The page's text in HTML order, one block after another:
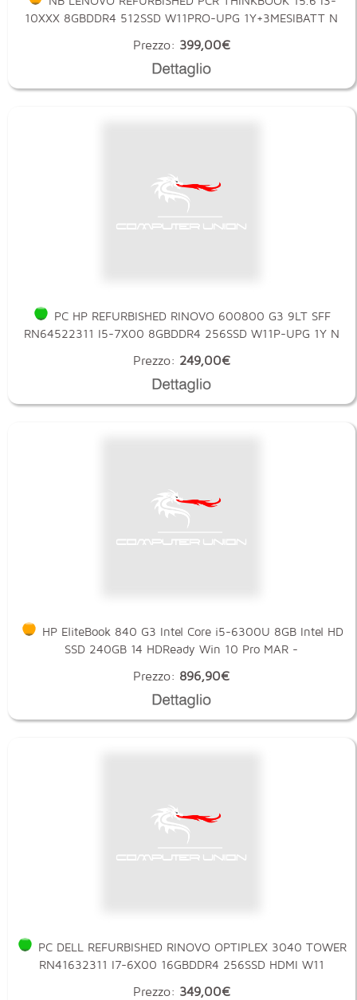
10XXX 8GBDDR4 512SSD W11PRO-UPG 1Y+3MESIBATT N
Prezzo: 399,00€
PC HP REFURBISHED RINOVO 600800 G3 9LT SFF
RN64522311 I5-7X00 8GBDDR4 256SSD W11P-UPG 1Y N
Prezzo: 249,00€
HP EliteBook 840 G3 Intel Core i5-6300U 8GB Intel HD
SSD 240GB 14 HDReady Win 10 Pro MAR -
Prezzo: 896,90€
PC DELL REFURBISHED RINOVO OPTIPLEX 3040 TOWER
RN41632311 I7-6X00 16GBDDR4 256SSD HDMI W11
Prezzo: 349,00€